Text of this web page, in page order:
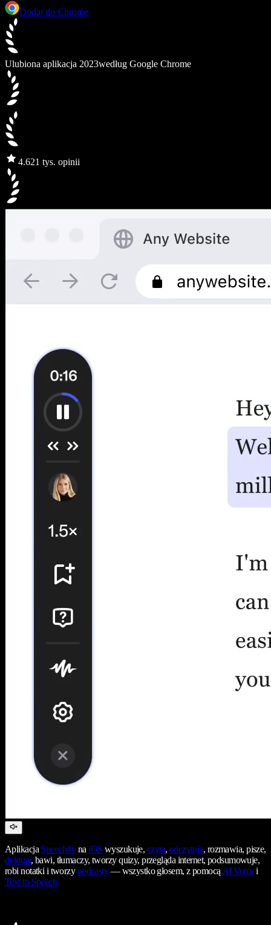
Dodaj do Chrome
Ulubiona aplikacja 2023według Google Chrome
4.621 tys. opinii
AplikacjaSpeechifynaiOS wyszukuje, czyta, odczytuje, rozmawia, pisze,
dyktuje, bawi, tłumaczy, tworzy quizy, przegląda internet, podsumowuje,
robi notatki i tworzypodcasty— wszystko głosem, z pomocąAI Voicei
Text to Speech